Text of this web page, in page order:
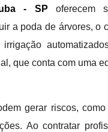
- SP oferecem
a poda de árvores, o
que conta com uma
gerar riscos,
Ao contratar